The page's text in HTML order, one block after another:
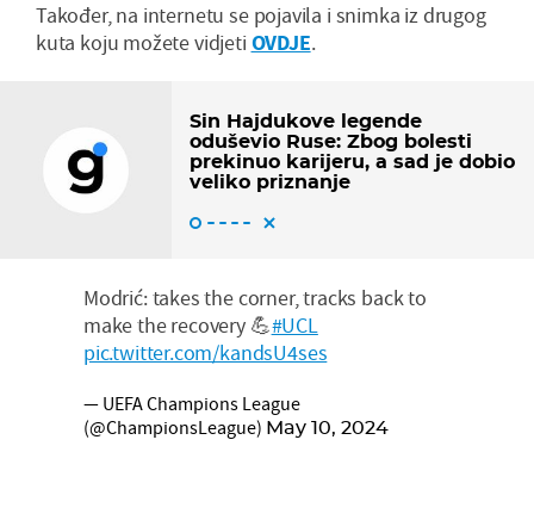
Također, na internetu se pojavila i snimka iz drugog
kuta koju možete vidjeti OVDJE.
Sin Hajdukove legende
oduševio Ruse: Zbog bolesti
prekinuo karijeru, a sad je dobio
veliko priznanje
Modrić: takes the corner, tracks back to
make the recovery 💪#UCL
pic.twitter.com/kandsU4ses
— UEFA Champions League
(@ChampionsLeague) May 10, 2024